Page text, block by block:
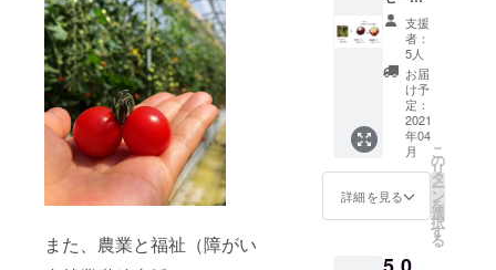
また、農業と福祉（障がい
て地元の直
売そして通
販により全
国のお客様
にお届けし
たいと思い
ます。
障がい者の
施設外就労
ジ ・
レタス
120ｇ×
２
袋 ・
ミニト
マト180
ｇ～200
ｇ×１
パック
支援
者：
5人
お届
け予
定：
2021
年04
月
詳細を見る
こ
の
リ
タ
ー
ン
を
選
択
す
る